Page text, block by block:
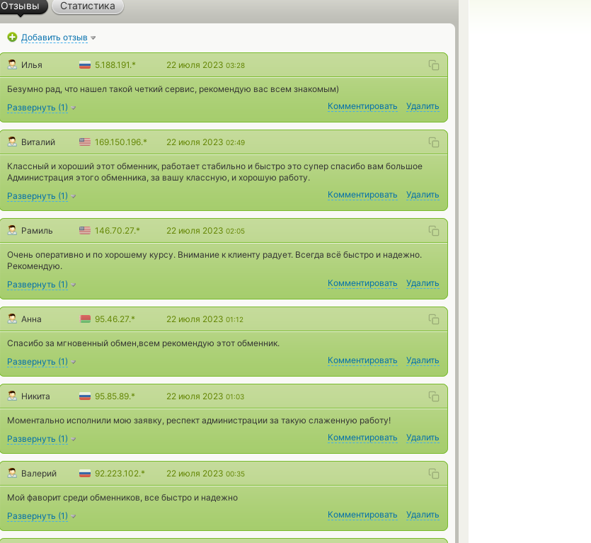
Отзывы Статистика
Добавить отзыв
Илья 5.188.191.* 22 июля 2023 03:28
Безумно рад, что нашел такой четкий сервис, рекомендую вас всем знакомым)
Развернуть (1) Комментировать Удалить
Виталий 169.150.196.* 22 июля 2023 02:49
Классный и хороший этот обменник, работает стабильно и быстро это супер спасибо вам большое
Администрация этого обменника, за вашу классную, и хорошую работу.
Развернуть (1) Комментировать Удалить
Рамиль 146.70.27.* 22 июля 2023 02:05
Очень оперативно и по хорошему курсу. Внимание к клиенту радует. Всегда всё быстро и надежно.
Рекомендую.
Развернуть (1) Комментировать Удалить
Анна 95.46.27.* 22 июля 2023 01:12
Спасибо за мгновенный обмен,всем рекомендую этот обменник.
Развернуть (1) Комментировать Удалить
Никита 95.85.89.* 22 июля 2023 01:03
Моментально исполнили мою заявку, респект администрации за такую слаженную работу!
Развернуть (1) Комментировать Удалить
Валерий 92.223.102.* 22 июля 2023 00:35
Мой фаворит среди обменников, все быстро и надежно
Развернуть (1) Комментировать Удалить